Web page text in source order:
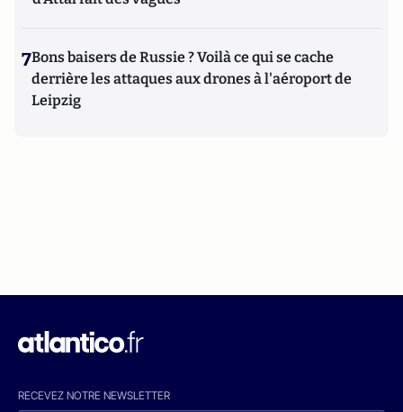
7Bons baisers de Russie ? Voilà ce qui se cache
derrière les attaques aux drones à l'aéroport de
Leipzig
RECEVEZ NOTRE NEWSLETTER